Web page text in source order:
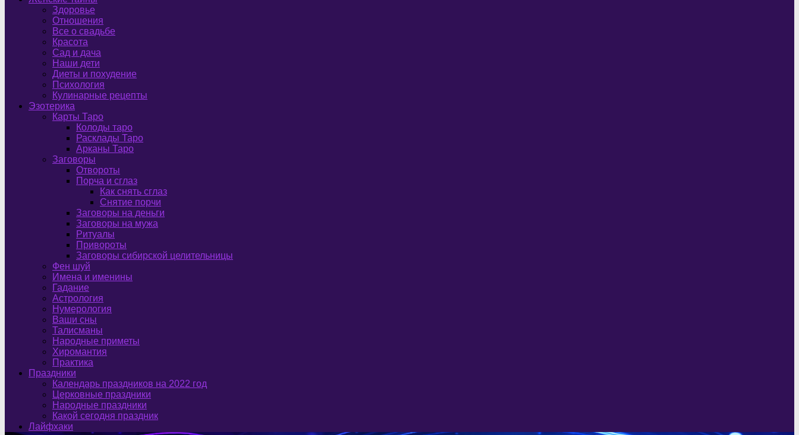
Здоровье
Отношения
Все о свадьбе
Красота
Сад и дача
Наши дети
Диеты и похудение
Психология
Кулинарные рецепты
Эзотерика
Карты Таро
Колоды таро
Расклады Таро
Арканы Таро
Заговоры
Отвороты
Порча и сглаз
Как снять сглаз
Снятие порчи
Заговоры на деньги
Заговоры на мужа
Ритуалы
Привороты
Заговоры сибирской целительницы
Фен шуй
Имена и именины
Гадание
Астрология
Нумерология
Ваши сны
Талисманы
Народные приметы
Хиромантия
Практика
Праздники
Календарь праздников на 2022 год
Церковные праздники
Народные праздники
Какой сегодня праздник
Лайфхаки